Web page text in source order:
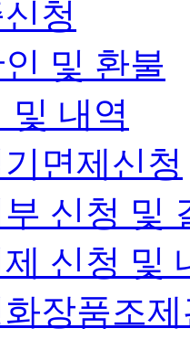
청
및 환불
및 내역
면제신청
신청 및
신청 및
장품조